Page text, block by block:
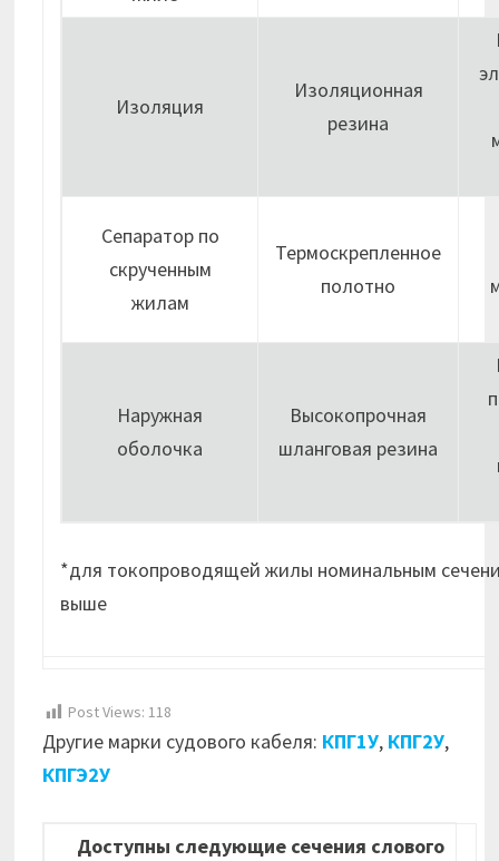
Изоляция
Изоляционная
резина
Сепаратор по
скрученным
жилам
Термоскрепленное
полотно
Наружная
оболочка
Высокопрочная
шланговая резина
*для токопроводящей жилы номинальным
выше
Post Views: 118
Другие марки судового кабеля: КПГ1У, КПГ2У,
КПГЭ2У
Доступны следующие сечения слового